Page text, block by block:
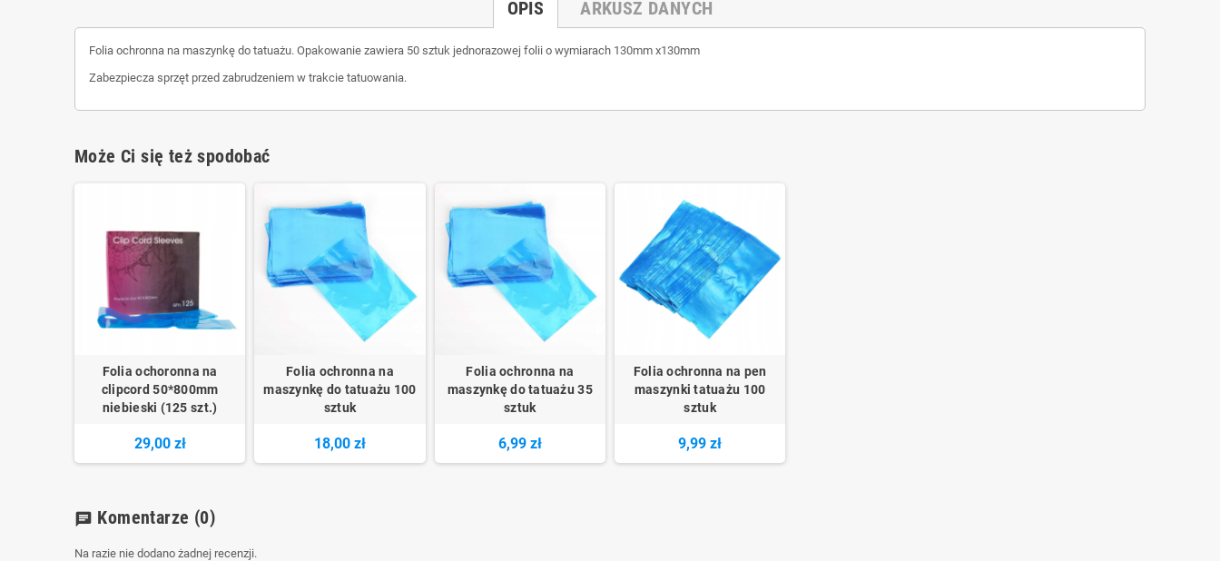
OPIS ARKUSZ DANYCH
Folia ochronna na maszynkę do tatuażu. Opakowanie zawiera 50 sztuk jednorazowej folii o wymiarach 130mm x130mm
Zabezpiecza sprzęt przed zabrudzeniem w trakcie tatuowania.
Może Ci się też spodobać
Folia ochoronna na
clipcord 50*800mm
niebieski (125 szt.)
29,00 zł
Folia ochronna na
maszynkę do tatuażu 100
sztuk
18,00 zł
Folia ochronna na
maszynkę do tatuażu 35
sztuk
6,99 zł
Folia ochronna na pen
maszynki tatuażu 100
sztuk
9,99 zł
chat Komentarze (0)
Na razie nie dodano żadnej recenzji.